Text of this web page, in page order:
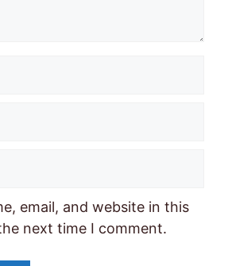
email, and website in this
next time I comment.